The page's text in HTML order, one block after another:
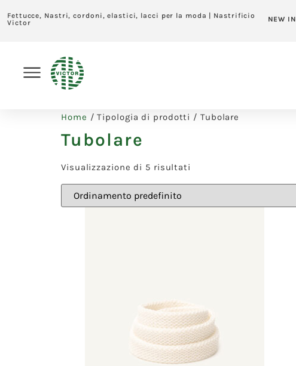
Fettucce, Nastri, cordoni, elastici, lacci per la moda | Nastrificio
Victor
NEW IN
Home / Tipologia di prodotti / Tubolare
Tubolare
Visualizzazione di 5 risultati